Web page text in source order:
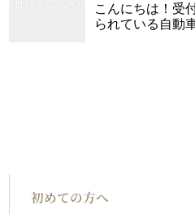
こんにちは！受
られている自動
初めての方へ